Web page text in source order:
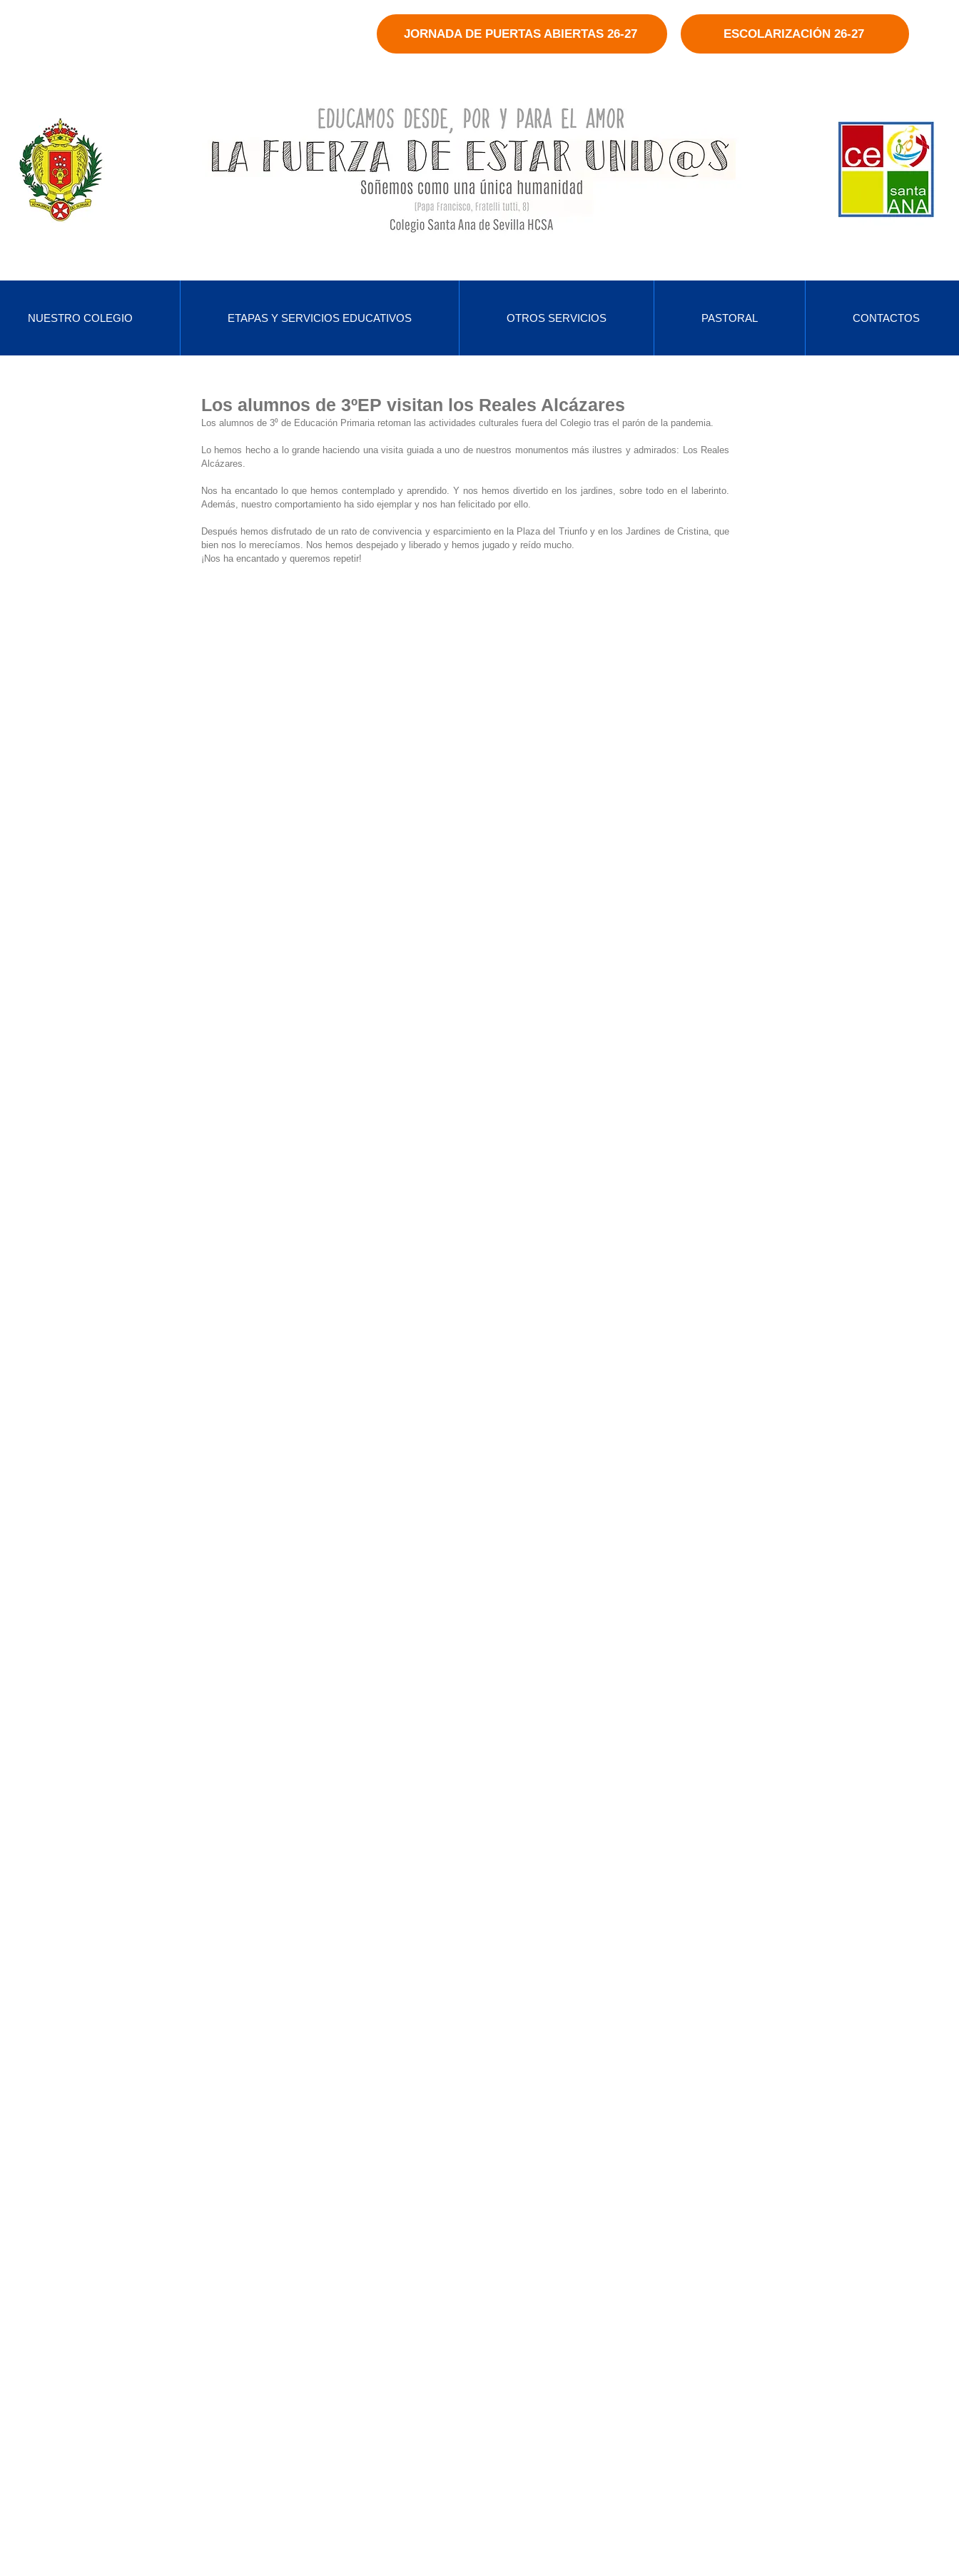
ESCOLARIZACIÓN 26-27
JORNADA DE PUERTAS ABIERTAS 26-27
NUESTRO COLEGIO ETAPAS Y SERVICIOS EDUCATIVOS OTROS SERVICIOS PASTORAL CONTACTOS
Vuelve pronto
publiquen entradas,
Los alumnos de 3ºEP visitan los Reales Alcázares
Los alumnos de 3⁰ de Educación Primaria retoman las actividades culturales fuera del Colegio tras el parón de la pandemia.
Lo hemos hecho a lo grande haciendo una visita guiada a uno de nuestros monumentos más ilustres y admirados: Los Reales
Alcázares.
Nos ha encantado lo que hemos contemplado y aprendido. Y nos hemos divertido en los jardines, sobre todo en el laberinto.
Además, nuestro comportamiento ha sido ejemplar y nos han felicitado por ello.
Después hemos disfrutado de un rato de convivencia y esparcimiento en la Plaza del Triunfo y en los Jardines de Cristina, que
bien nos lo merecíamos. Nos hemos despejado y liberado y hemos jugado y reído mucho.
¡Nos ha encantado y queremos repetir!